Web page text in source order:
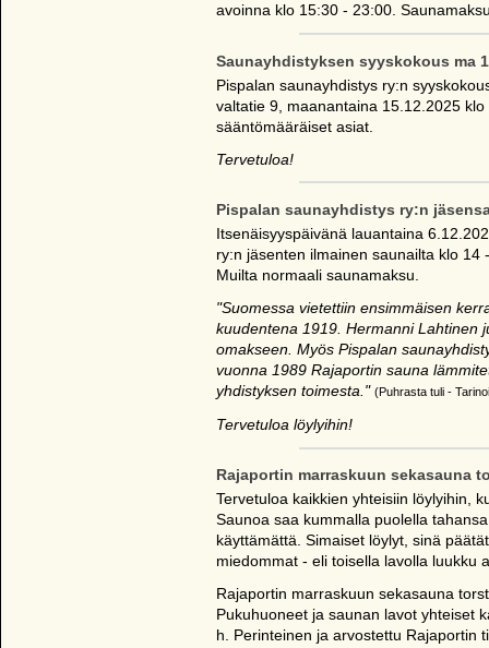
avoinna klo 15:30 - 23:00.
Saunayhdistyksen syyskokous ma
Pispalan saunayhdistys ry:n
valtatie 9, maanantaina 15.12.2025
sääntömääräiset asiat.
Tervetuloa!
Pispalan saunayhdistys ry:n
Itsenäisyyspäivänä lauantaina
ry:n jäsenten ilmainen saunailta klo
Muilta normaali saunamaksu.
"Suomessa vietettiin ensimmäisen
kuudentena 1919. Hermanni Lahtinen
omakseen. Myös Pispalan
vuonna 1989 Rajaportin sauna
yhdistyksen toimesta." (Puhrasta tuli -
Tervetuloa löylyihin!
Rajaportin marraskuun sekasauna
Tervetuloa kaikkien yhteisiin löylyihin,
Saunoa saa kummalla puolella
käyttämättä. Simaiset löylyt, sinä
miedommat - eli toisella lavolla luukku
Rajaportin marraskuun sekasauna
Pukuhuoneet ja saunan lavot yhteiset
h. Perinteinen ja arvostettu Rajaportin